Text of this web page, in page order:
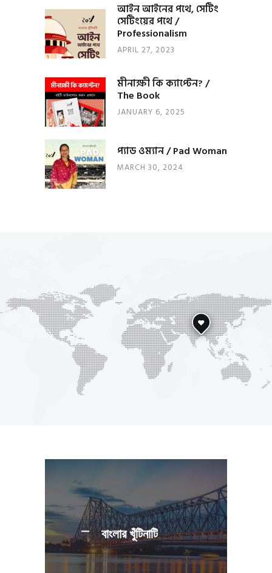
আইন আইনের পথে, সেটিং
সেটিংয়ের পথে /
Professionalism
APRIL 27, 2023
মীনাক্ষী কি ক্যাপ্টেন? /
The Book
JANUARY 6, 2025
প্যাড ওম্যান / Pad Woman
MARCH 30, 2024
বাংলার খুঁটিনাটি